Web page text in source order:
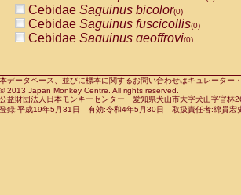
CercopithecidaeCercocebus
CercopithecidaeCercocebus
CercopithecidaeCercocebushybrid
CercopithecidaePapio anubis(0)
CercopithecidaePapio cynocephalus
CercopithecidaePapio hamadryas(0)
Cebidae Saguinus bicolor(0)
Cebidae Saguinus fuscicollis(0)
Cebidae Saguinus geoffroyi(0)
CebidaeSaguinus leucopus(0)
CebidaeSaguinus midas(0)
Cebidae Saguinus mystax(0)
本データベース、並びに標本に関するお問い合わせはキュレータ
© 2013 Japan Monkey Centre. All rights reserved.
公益財団法人日本モンキーセンター 愛知県犬山市大字犬山字官
登録:平成19年5月31日 有効:令和4年5月30日 取扱責任者:綿貫宏